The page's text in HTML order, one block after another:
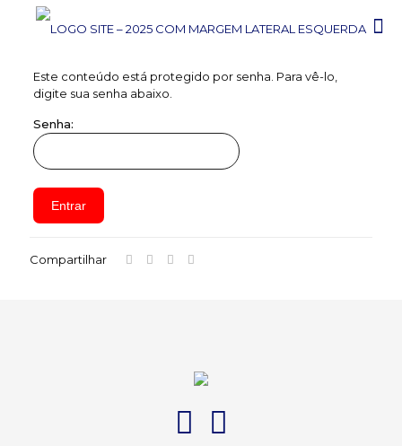
Este conteúdo está protegido por senha. Para vê-lo,
digite sua senha abaixo.
Senha:
Compartilhar